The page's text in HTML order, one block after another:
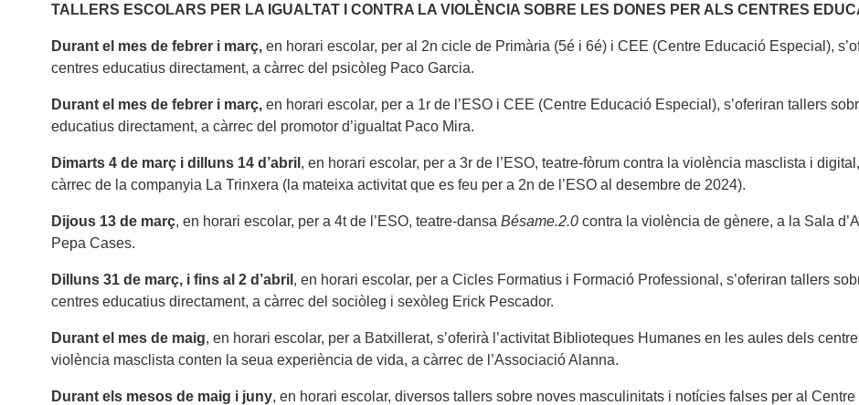
TALLERS ESCOLARS PER LA IGUALTAT I CONTRA LA VIOLÈNCIA SOBRE LES DONES PER ALS CENTRES
Durant el mes de febrer i març, en horari escolar, per al 2n cicle de Primària (5é i 6é) i CEE (Centre Educació Especial),
centres educatius directament, a càrrec del psicòleg Paco Garcia.
Durant el mes de febrer i març, en horari escolar, per a 1r de l’ESO i CEE (Centre Educació Especial), s’oferiran tallers
educatius directament, a càrrec del promotor d’igualtat Paco Mira.
Dimarts 4 de març i dilluns 14 d’abril , en horari escolar, per a 3r de l’ESO, teatre-fòrum contra la violència masclista i
càrrec de la companyia La Trinxera (la mateixa activitat que es feu per a 2n de l’ESO al desembre de 2024).
Dijous 13 de març, en horari escolar, per a 4t de l’ESO, teatre-dansa Bésame.2.0contra la violència de gènere, a la Sala
Pepa Cases.
Dilluns 31 de març, i fins al 2 d’abril , en horari escolar, per a Cicles Formatius i Formació Professional, s’oferiran tallers
centres educatius directament, a càrrec del sociòleg i sexòleg Erick Pescador.
Durant el mes de maig, en horari escolar, per a Batxillerat, s’oferirà l’activitat Biblioteques Humanes en les aules dels
violència masclista conten la seua experiència de vida, a càrrec de l’Associació Alanna.
Durant els mesos de maig i juny, en horari escolar, diversos tallers sobre noves masculinitats i notícies falses per al